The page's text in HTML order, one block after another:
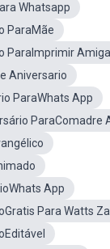
Whatsapp
ParaMãe
ParaImprimir Amiga
Aniversario
ParaWhats App
ParaComadre
App
Para Watts